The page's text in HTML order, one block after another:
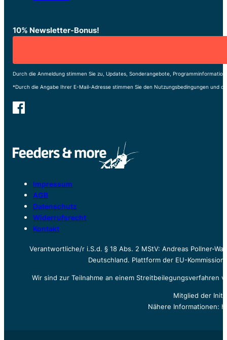
10% Newsletter-Bonus!
Durch die Anmeldung stimmen Sie zu, Updates, Sonderangebote,
*Durch die Angabe Ihrer E-Mail-Adresse stimmen Sie den Nutzungsbedingungen und
Impressum
AGB
Datenschutz
Widerrufsrecht
Kontakt
Verantwortliche/r i.S.d. § 18 Abs. 2 MStV: Andreas Pollner-
Deutschland. Plattform der EU-
Wir sind zur Teilnahme an einem
Mitglied der
Nähere Informationen: